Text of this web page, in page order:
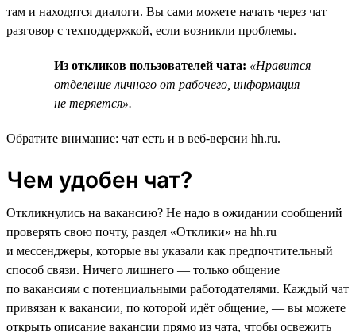
там и находятся диалоги. Вы сами можете начать через чат
разговор с техподдержкой, если возникли проблемы.
Из откликов пользователей чата: «Нравится
отделение личного от рабочего, информация
не теряется».
Обратите внимание: чат есть и в веб-версии hh.ru.
Чем удобен чат?
Откликнулись на вакансию? Не надо в ожидании сообщений
проверять свою почту, раздел «Отклики» на hh.ru
и мессенджеры, которые вы указали как предпочтительный
способ связи. Ничего лишнего — только общение
по вакансиям с потенциальными работодателями. Каждый чат
привязан к вакансии, по которой идёт общение, — вы можете
открыть описание вакансии прямо из чата, чтобы освежить